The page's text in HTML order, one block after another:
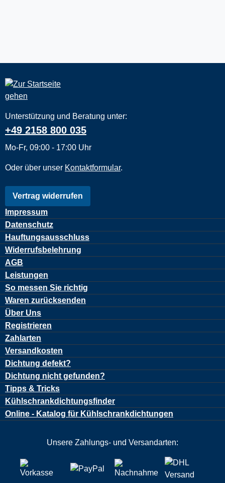
Unterstützung und Beratung unter:
+49 2158 800 035
Mo-Fr, 09:00 - 17:00 Uhr
Oder über unser Kontaktformular.
Vertrag widerrufen
Impressum
Datenschutz
Hauftungsausschluss
Widerrufsbelehrung
AGB
Leistungen
So messen Sie richtig
Waren zurücksenden
Über Uns
Registrieren
Zahlarten
Versandkosten
Dichtung defekt?
Dichtung nicht gefunden?
Tipps & Tricks
Kühlschrankdichtungsfinder
Online - Katalog für Kühlschrankdichtungen
Unsere Zahlungs- und Versandarten: